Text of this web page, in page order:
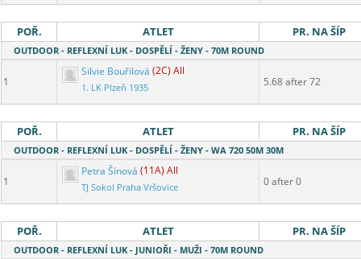
POŘ. ATLET PR. NA ŠÍP
OUTDOOR - REFLEXNÍ LUK - DOSPĚLÍ - ŽENY - 70M ROUND
1
Silvie Bouřilová (2C) All
1. LK Plzeň 1935 5.68 after 72
POŘ. ATLET PR. NA ŠÍP
OUTDOOR - REFLEXNÍ LUK - DOSPĚLÍ - ŽENY - WA 720 50M 30M
1
Petra Šínová (11A) All
TJ Sokol Praha Vršovice 0 after 0
POŘ. ATLET PR. NA ŠÍP
OUTDOOR - REFLEXNÍ LUK - JUNIOŘI - MUŽI - 70M ROUND